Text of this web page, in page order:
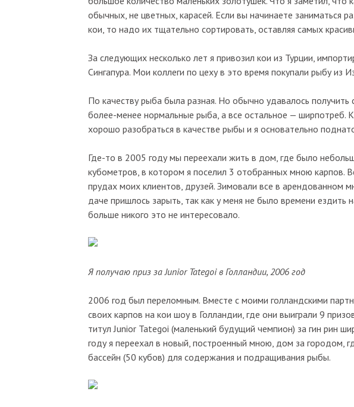
обычных, не цветных, карасей. Если вы начинаете заниматься
кои, то надо их тщательно сортировать, оставляя самых
За следующих несколько лет я привозил кои из Турции,
Сингапура. Мои коллеги по цеху в это время покупали рыбу из
По качеству рыба была разная. Но обычно удавалось
более-менее нормальные рыба, а все остальное — ширпотреб.
хорошо разобраться в качестве рыбы и я основательно
Где-то в 2005 году мы переехали жить в дом, где было
кубометров, в котором я поселил 3 отобранных мною карпов.
прудах моих клиентов, друзей. Зимовали все в арендованном
даче пришлось зарыть, так как у меня не было времени ездить
больше никого это не интересовало.
Я получаю приз за Junior Tategoi в Голландии, 2006 год
2006 год был переломным. Вместе с моими голландскими
своих карпов на кои шоу в Голландии, где они выиграли 9
титул Junior Tategoi (маленький будущий чемпион) за гин рин
году я переехал в новый, построенный мною, дом за городом,
бассейн (50 кубов) для содержания и подращивания рыбы.